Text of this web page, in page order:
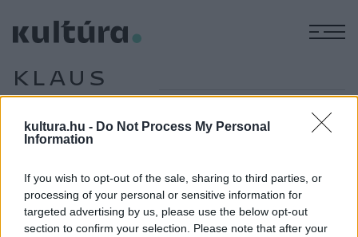
kultura.hu - Do Not Process My Personal
Information
If you wish to opt-out of the sale, sharing to third parties, or
processing of your personal or sensitive information for
targeted advertising by us, please use the below opt-out
section to confirm your selection. Please note that after your
KLAUS
SCHULZE
Április 26-án történt
„Aki valódi elhivatottságot érez a művészi alkotáshoz, annak
nyitott szemmel kell járnia a világban, átérezve a többi